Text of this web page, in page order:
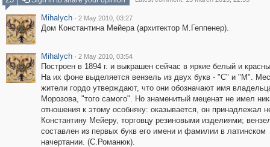
Mihalych · 2 May 2010, 03:27
Дом Константина Мейера (архитектор М.Геппенер).
Mihalych · 2 May 2010, 03:54
Построен в 1894 г. и выкрашен сейчас в яркие белый и
На их фоне выделяется вензель из двух букв - "С" и "М".
жители гордо утверждают, что они обозначают имя
Морозова, "того самого". Но знаменитый меценат не имел
отношения к этому особняку: оказывается, он принадлежал
Константину Мейеру, торговцу резиновыми изделиями;
составлен из первых букв его имени и фамилии в латинском
начертании. (С.Романюк).